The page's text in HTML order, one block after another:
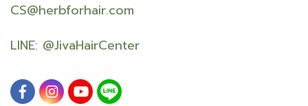
CS@herbforhair.com
LINE: @JivaHairCenter